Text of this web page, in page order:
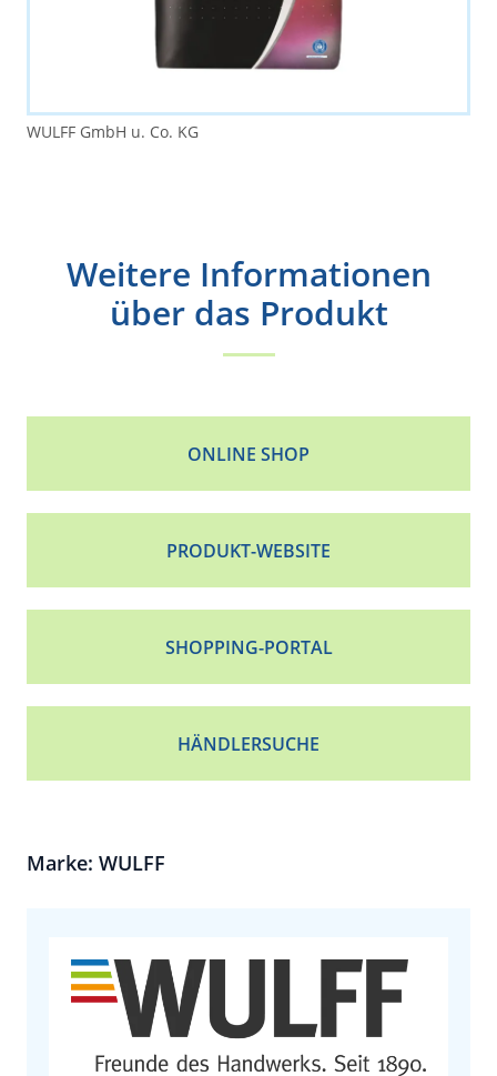
WULFF GmbH u. Co. KG
Weitere Informationen
über das Produkt
ONLINE SHOP
PRODUKT-WEBSITE
SHOPPING-PORTAL
HÄNDLERSUCHE
Marke: WULFF